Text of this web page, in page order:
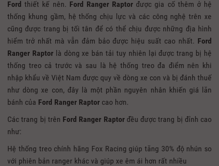
Ford thiết kế nên. Ford Ranger Raptor được gia cố thêm ở hệ
thống khung gầm, hệ thống chịu lực và các công nghệ trên xe
cũng được trang bị tối tân để có thể chịu được những địa hình
hiểm trở nhất mà vẫn đảm bảo được hiệu suất cao nhất. Ford
Ranger Raptorlà dòng xe bán tải tuy nhiên lại được trang bị hệ
thống treo cả trước và sau là hệ thống treo đa điểm nên khi
nhập khẩu về Việt Nam được quy về dòng xe con và bị đánh thuế
như dòng xe con, đây là một phần nguyên nhân khiến giá lăn
bánh của Ford Ranger Raptor cao hơn.
Các trang bị trên Ford Ranger Raptorđều được trang bị đỉnh cao
như:
Hệ thống treo chính hãng Fox Racing giúp tăng 30% độ nhún so
với phiên bản ranger khác và giúp xe êm ái hơn rất nhiều